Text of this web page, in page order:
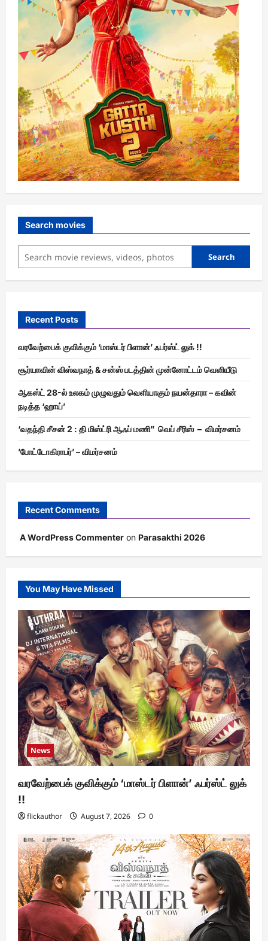
Search movies
Search
Recent Posts
வரவேற்பைக் குவிக்கும் ‘மாஸ்டர் பிளான்’ ஃபர்ஸ்ட் லுக் !!
சூர்யாவின் விஸ்வநாத் & சன்ஸ் படத்தின் முன்னோட்டம் வெளியீடு
ஆகஸ்ட் 28-ல் உலகம் முழுவதும் வெளியாகும் நயன்தாரா – கவின்
நடித்த ‘ஹாய்’
‘வதந்தி சீசன் 2 : தி மிஸ்ட்ரி ஆஃப் மணி” வெப் சீரிஸ் – விமர்சனம்
’போட்டோகிராபர்’ – விமர்சனம்
Recent Comments
A WordPress Commenter on Parasakthi 2026
You May Have Missed
News
வரவேற்பைக் குவிக்கும் ‘மாஸ்டர் பிளான்’ ஃபர்ஸ்ட் லுக்
!!
flickauthor August 7, 2026 0